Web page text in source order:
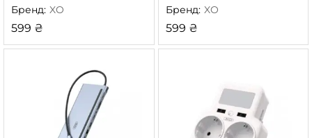
Бренд: XO
599 ₴
Бренд: XO
599 ₴